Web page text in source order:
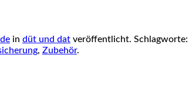
in düt und dat veröffentlicht. Schlagworte:
, Zubehör.